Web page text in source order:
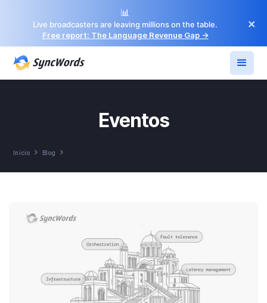
📊
Live broadcasters are leaving millions on the table.
Free report: The Language Revenue Gap →
×
Eventos
Inicio  Blog 